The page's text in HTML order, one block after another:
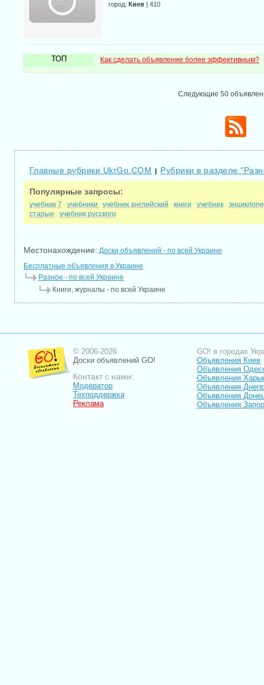
город: Киев | 410
ТОП Как сделать объявление более эффективным?
Следующие 50
Главные рубрики UkrGo.COM | Рубрики в разделе
Популярные запросы:
учебник 7 учебники учебник английский книги учебник
старые
учебник русского
Местонахождение: Доски объявлений - по всей Украине
Бесплатные объявления в Украине
Разное - по всей Украине
Книги, журналы - по всей Украине
© 2006-2026
Доски объявлений GO!
Контакт с нами:
Модератор
Техподдержка
Реклама
GO! в городах
Объявления Киев
Объявления
Объявления
Объявления
Объявления
Объявления